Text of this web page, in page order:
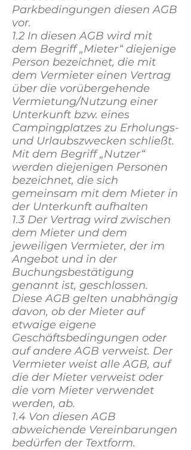
Parkbedingungen diesen AGB
vor.
1.2 In diesen AGB wird mit
dem Begriff „Mieter“ diejenige
Person bezeichnet, die mit
dem Vermieter einen Vertrag
über die vorübergehende
Vermietung/Nutzung einer
Unterkunft bzw. eines
Campingplatzes zu Erholungs-
und Urlaubszwecken schließt.
Mit dem Begriff „Nutzer“
werden diejenigen Personen
bezeichnet, die sich
gemeinsam mit dem Mieter in
der Unterkunft aufhalten
1.3 Der Vertrag wird zwischen
dem Mieter und dem
jeweiligen Vermieter, der im
Angebot und in der
Buchungsbestätigung
genannt ist, geschlossen.
Diese AGB gelten unabhängig
davon, ob der Mieter auf
etwaige eigene
Geschäftsbedingungen oder
auf andere AGB verweist. Der
Vermieter weist alle AGB, auf
die der Mieter verweist oder
die vom Mieter verwendet
werden, ab.
1.4 Von diesen AGB
abweichende Vereinbarungen
bedürfen der Textform.